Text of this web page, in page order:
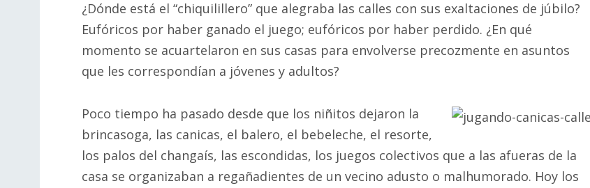
¿Dónde está el “chiquilillero” que alegraba las calles con sus exaltaciones de júbilo?
Eufóricos por haber ganado el juego; eufóricos por haber perdido. ¿En qué
momento se acuartelaron en sus casas para envolverse precozmente en asuntos
que les correspondían a jóvenes y adultos?
Poco tiempo ha pasado desde que los niñitos dejaron la
brincasoga, las canicas, el balero, el bebeleche, el resorte,
los palos del changaís, las escondidas, los juegos colectivos que a las afueras de la
casa se organizaban a regañadientes de un vecino adusto o malhumorado. Hoy los